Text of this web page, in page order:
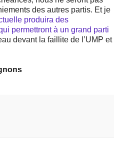
des autres partis. Et je
produira des
permettront à un grand parti
devant la faillite de l’UMP et